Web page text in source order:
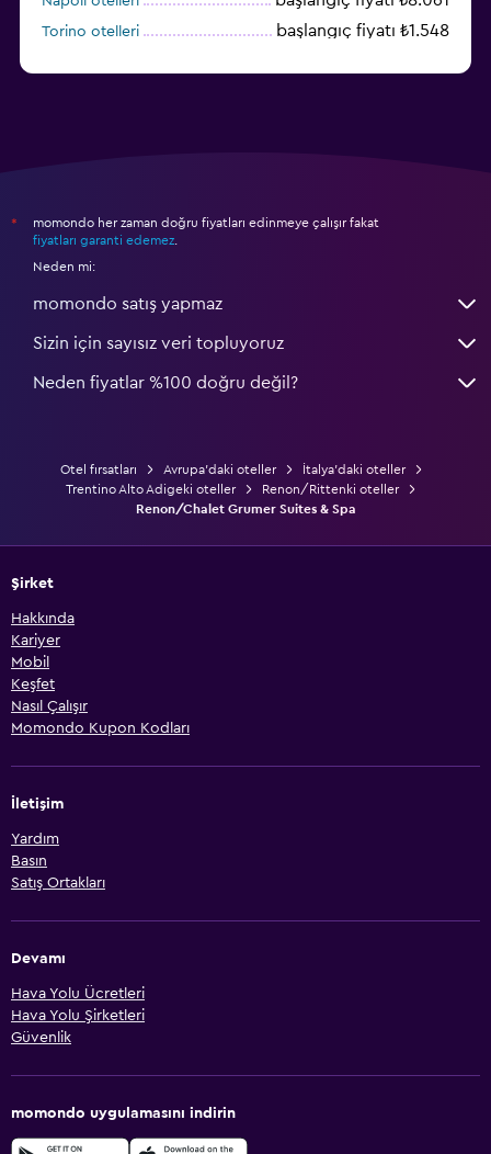
Spor salonu
Torino otelleri başlangıç fiyatı ₺1.548
*
momondo her zaman doğru fiyatları edinmeye çalışır fakat
fiyatları garanti edemez
Neden mi:
momondo satış yapmaz
Sizin için sayısız veri topluyoruz
Neden fiyatlar %100 doğru değil?
Otel fırsatları Avrupa'daki oteller
İtalya'daki oteller
Trentino Alto Adigeki oteller
Renon/Rittenki oteller
Renon/Chalet Grumer Suites & Spa
Şirket
Hakkında
Kariyer
Mobil
Keşfet
Nasıl Çalışır
Momondo Kupon Kodları
İletişim
Yardım
Basın
Satış Ortakları
Devamı
Hava Yolu Ücretleri
Hava Yolu Şirketleri
Güvenlik
momondo uygulamasını indirin